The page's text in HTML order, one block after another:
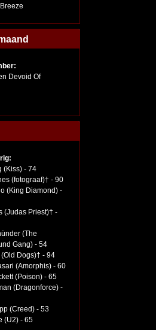
Devoid Of
(Kiss) - 74
(fotograaf)† - 90
(King Diamond) -
(Judas Priest)† -
(The
Gang) - 54
(Old Dogs)† - 94
(Amorphis) - 60
(Poison) - 65
(Dragonforce) -
(Creed) - 53
(U2) - 65